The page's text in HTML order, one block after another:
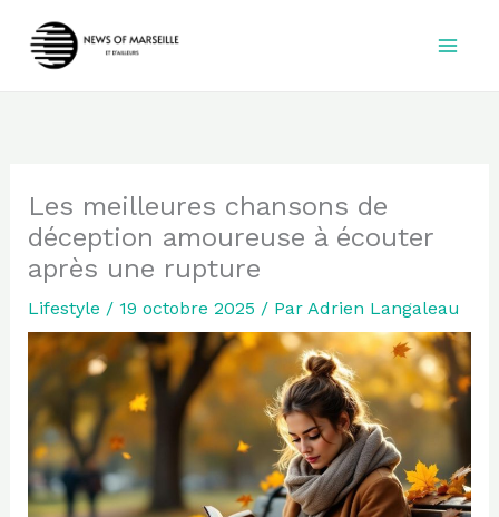
Les meilleures chansons de
déception amoureuse à écouter
après une rupture
Lifestyle / 19 octobre 2025 / Par Adrien Langaleau